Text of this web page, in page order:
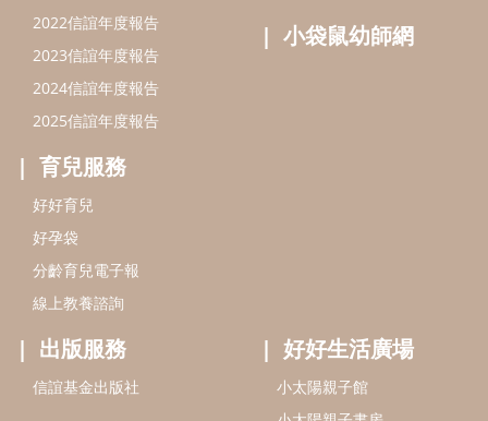
線上教養諮詢
出版服務
信誼基金出版社
閱讀推廣
Bookstart閱讀起步走
信誼幼兒文學獎
信誼兒童動畫獎
小袋鼠說故事劇團
service@hsin-yi.org.tw
信誼好好育兒
小太陽親子書房